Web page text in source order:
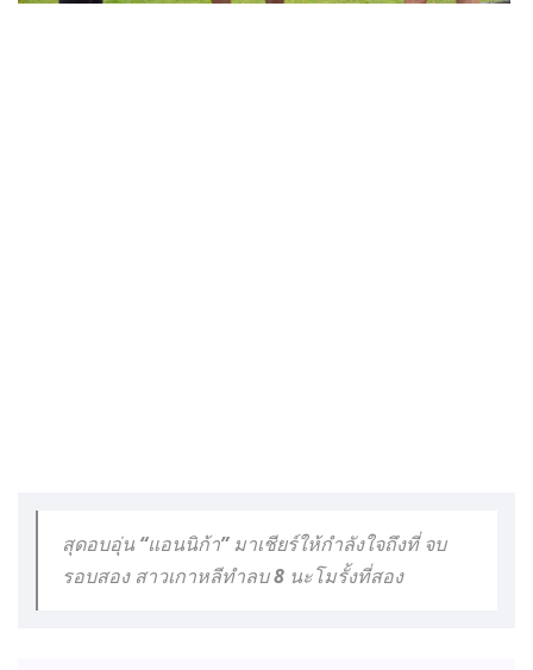
สุดอบอุ่น “แอนนิก้า” มาเชียร์ให้กำลังใจถึงที่ จบ
รอบสอง สาวเกาหลีทำลบ 8 นะโมรั้งที่สอง